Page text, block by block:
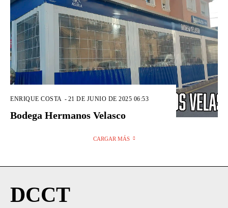
ENRIQUE COSTA - 21 DE JUNIO DE 2025 06:53
Bodega Hermanos Velasco
CARGAR MÁS
DCCT